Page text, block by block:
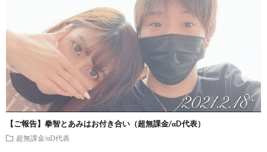
【ご報告】拳智とあみはお付き合い（超無課金/αD代表）
超無課金/αD代表